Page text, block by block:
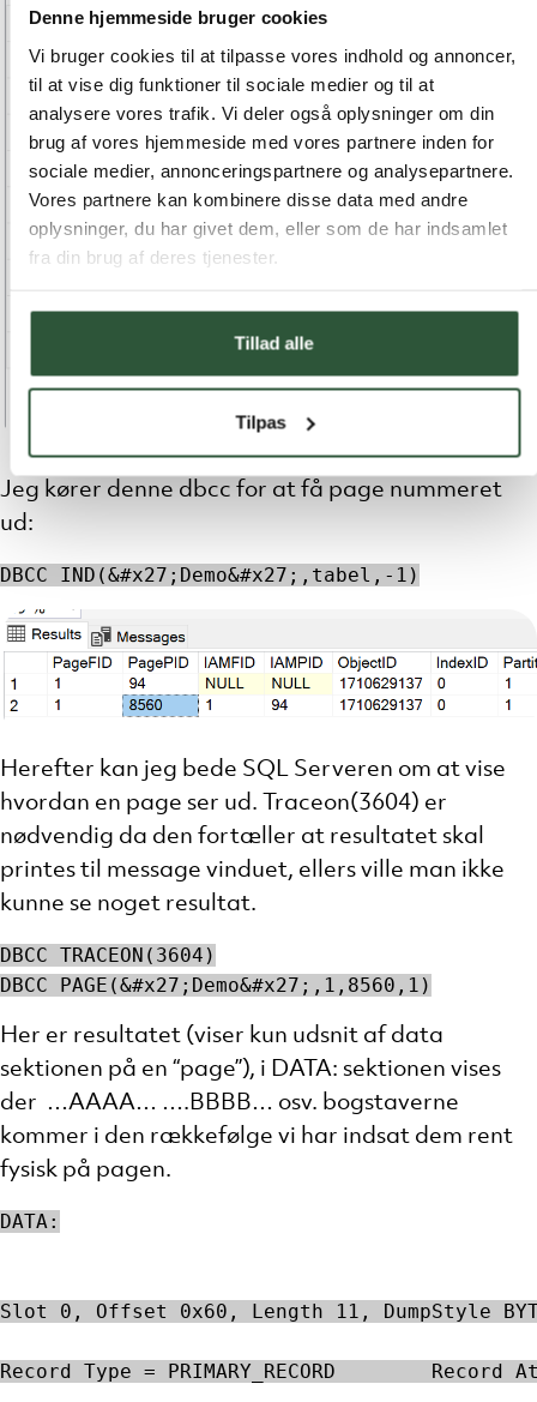
Denne hjemmeside bruger cookies
Vi bruger cookies til at tilpasse vores indhold og annoncer,
til at vise dig funktioner til sociale medier og til at
analysere vores trafik. Vi deler også oplysninger om din
brug af vores hjemmeside med vores partnere inden for
sociale medier, annonceringspartnere og analysepartnere.
Vores partnere kan kombinere disse data med andre
oplysninger, du har givet dem, eller som de har indsamlet
fra din brug af deres tjenester.
Tillad alle
Tilpas
Jeg kører denne dbcc for at få page nummeret
ud:
DBCC IND(&#x27;Demo&#x27;,tabel,-1)
Herefter kan jeg bede SQL Serveren om at vise
hvordan en page ser ud. Traceon(3604) er
nødvendig da den fortæller at resultatet skal
printes til message vinduet, ellers ville man ikke
kunne se noget resultat.
DBCC TRACEON(3604)
DBCC PAGE(&#x27;Demo&#x27;,1,8560,1)
Her er resultatet (viser kun udsnit af data
sektionen på en “page”), i DATA: sektionen vises
der …AAAA… ….BBBB… osv. bogstaverne
kommer i den rækkefølge vi har indsat dem rent
fysisk på pagen.
DATA:
Slot 0, Offset 0x60, Length 11, DumpStyle
Record Type = PRIMARY_RECORD